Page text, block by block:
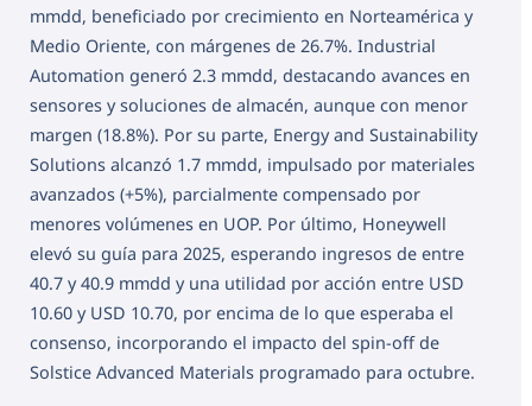
mmdd, beneficiado por crecimiento en Norteamérica y
Medio Oriente, con márgenes de 26.7%. Industrial
Automation generó 2.3 mmdd, destacando avances en
sensores y soluciones de almacén, aunque con menor
margen (18.8%). Por su parte, Energy and Sustainability
Solutions alcanzó 1.7 mmdd, impulsado por materiales
avanzados (+5%), parcialmente compensado por
menores volúmenes en UOP. Por último, Honeywell
elevó su guía para 2025, esperando ingresos de entre
40.7 y 40.9 mmdd y una utilidad por acción entre USD
10.60 y USD 10.70, por encima de lo que esperaba el
consenso, incorporando el impacto del spin-off de
Solstice Advanced Materials programado para octubre.